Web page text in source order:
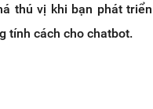
thú vị khi bạn phát
tính cách cho chatbot.